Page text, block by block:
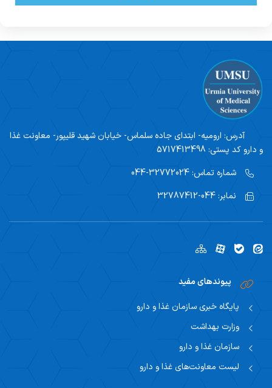
آدرس: ارومیه- ابتدای جاده سلماس- خیابان شهید قلیپور- معاونت غذا
و دارو کد پستی: 5717413498
شماره تماس:32772024-044
نمابر:044-32787412
پیوندهای مفید
پایگاه خبری سازمان غذا و دارو
وزارت بهداشت
سازمان غذا و دارو
لیست معاونت‌های غذا و دارو